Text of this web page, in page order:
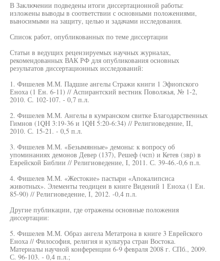
В Заключении подведены итоги диссертационной работы:
изложены выводы в соответствии с основными положениями,
выносимыми на защиту, целью и задачами исследования.
Список работ, опубликованных по теме диссертации
Статьи в ведущих рецензируемых научных журналах,
рекомендованных ВАК РФ для опубликования основных
результатов диссертационных исследований:
1. Фишелев М.М. Падшие ангелы Стражи книги 1 Эфиопского
Еноха (1 Ен. 6-11) // Аспирантский вестник Поволжья, № 1-2,
2010. С. 102-107. - 0,7 п.л.
2. Фишелев М.М. Ангелы в кумранском свитке Благодарственных
Гимнов (1QH 3:19-36 и 1QH 5:20-6:34) // Религиоведение, II,
2010. С. 15-21. - 0,5 п.л.
3. Фишелев М.М. «Безымянные» демоны: к вопросу об
упоминаниях демонов Девер (137), Решеф (чсп) и Кетев (звр) в
Еврейской Библии // Религиоведение, I, 2011. С. 39-46.-0,6 п.л.
4. Фишелев М.М. «Жестокие» пастыри «Апокалипсиса
животных». Элементы теодицеи в книге Видений 1 Еноха (1 Ен.
85-90) // Религиоведение, I, 2012. -0,4 п.л.
Другие публикации, где отражены основные положения
диссертации:
5. Фишелев М.М. Образ ангела Метатрона в книге 3 Еврейского
Еноха // Философия, религия и культура стран Востока.
Материалы научной конференции 6-9 февраля 2008 г. СПб., 2009.
С. 96-103. - 0,4 п.л.;